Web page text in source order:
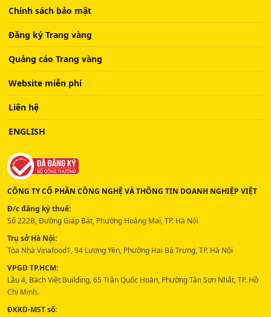
Chính sách bảo mật
Đăng ký Trang vàng
Quảng cáo Trang vàng
Website miễn phí
Liên hệ
ENGLISH
CÔNG TY CỔ PHẦN CÔNG NGHỆ VÀ THÔNG TIN DOANH NGHIỆP VIỆT
Đ/c đăng ký thuế:
Số 222B, Đường Giáp Bát, Phường Hoàng Mai, TP. Hà Nội
Trụ sở Hà Nội:
Tòa Nhà Vinafood1, 94 Lương Yên, Phường Hai Bà Trưng, TP. Hà Nội
VPGD TP.HCM:
Lầu 4, Bách Việt Building, 65 Trần Quốc Hoàn, Phường Tân Sơn Nhất, TP. Hồ
Chí Minh.
ĐKKD-MST số: